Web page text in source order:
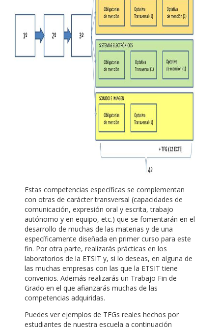
Estas competencias específicas se complementan
con otras de carácter transversal (capacidades de
comunicación, expresión oral y escrita, trabajo
autónomo y en equipo, etc.) que se fomentarán en el
desarrollo de muchas de las materias y de una
específicamente diseñada en primer curso para este
fin. Por otra parte, realizarás prácticas en los
laboratorios de la ETSIT y, si lo deseas, en alguna de
las muchas empresas con las que la ETSIT tiene
convenios. Además realizarás un Trabajo Fin de
Grado en el que afianzarás muchas de las
competencias adquiridas.
Puedes ver ejemplos de TFGs reales hechos por
estudiantes de nuestra escuela a continuación